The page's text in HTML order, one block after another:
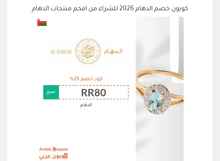
كوبون خصم الدهام 2026 للشراء من افخم منتجات الدهام